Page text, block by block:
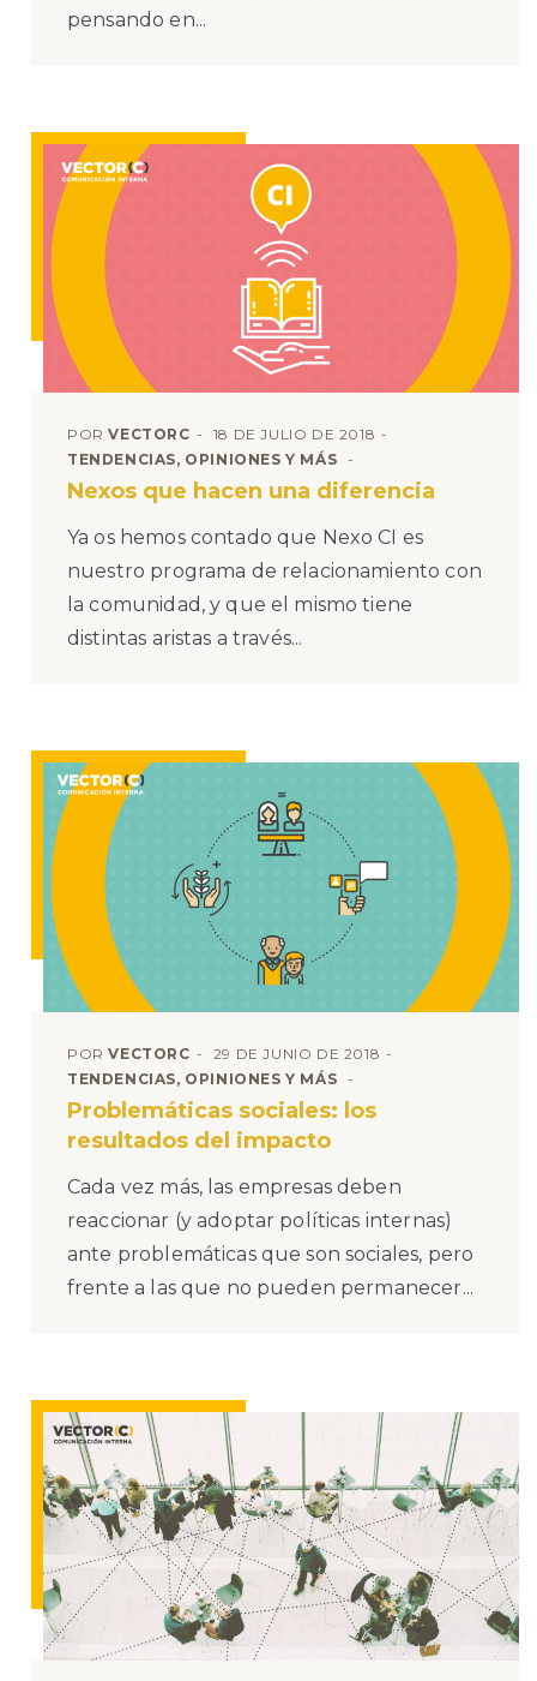
pensando en...
PORVECTORC
18 DE JULIO DE 2018
TENDENCIAS, OPINIONES Y MÁS
Nexos que hacen una diferencia
Ya os hemos contado que Nexo CI es
nuestro programa de relacionamiento con
la comunidad, y que el mismo tiene
distintas aristas a través...
PORVECTORC
29 DE JUNIO DE 2018
TENDENCIAS, OPINIONES Y MÁS
Problemáticas sociales: los
resultados del impacto
Cada vez más, las empresas deben
reaccionar (y adoptar políticas internas)
ante problemáticas que son sociales, pero
frente a las que no pueden permanecer...